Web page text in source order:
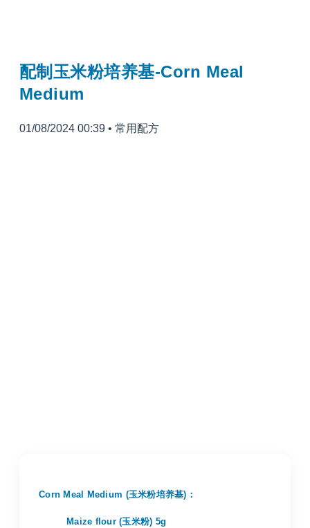
配制玉米粉培养基-Corn Meal
Medium
01/08/2024 00:39 • 常用配方
Corn Meal Medium (玉米粉培养基)：
Maize flour (玉米粉) 5g